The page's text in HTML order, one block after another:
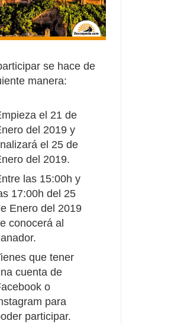
se hace de
manera:
el 21 de
del 2019 y
el 25 de
del 2019.
las 15:00h y
17:00h del 25
Enero del 2019
conocerá al
que tener
cuenta de
o
para
participar.